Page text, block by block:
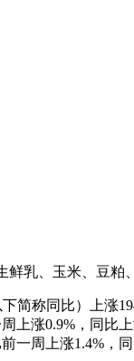
乳、玉米、豆
称同比）上涨
上涨0.9%，同
一周上涨1.4%